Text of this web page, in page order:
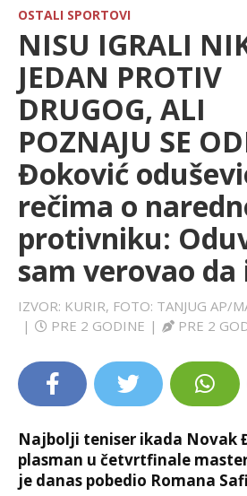
HRONIKA
FARMERI
TV
SPORT
LIFESTYLE
EXTRA
OSTALI SPORTOVI
NISU IGRALI
JEDAN PROTIV
DRUGOG, ALI
POZNAJU SE
Đoković
rečima o
protivniku:
sam verovao da
IZVOR: KURIR, FOTO: TANJUG AP/
|
PRE 2 GODINE | PRE 2
Najbolji teniser ikada Novak
plasman u četvrtfinale
je danas pobedio Romana